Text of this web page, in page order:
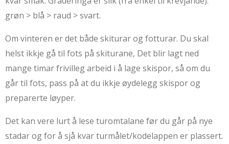
grøn > blå > raud > svart.
Om vinteren er det både skiturar og fotturar. Du skal
helst ikkje gå til fots på skiturane, Det blir lagt ned
mange timar frivilleg arbeid i å lage skispor, så om du
går til fots, pass på at du ikkje øydelegg skispor og
preparerte løyper.
Det kan vere lurt å lese turomtalane før du går på nye
stadar og for å sjå kvar turmålet/kodelappen er plassert.